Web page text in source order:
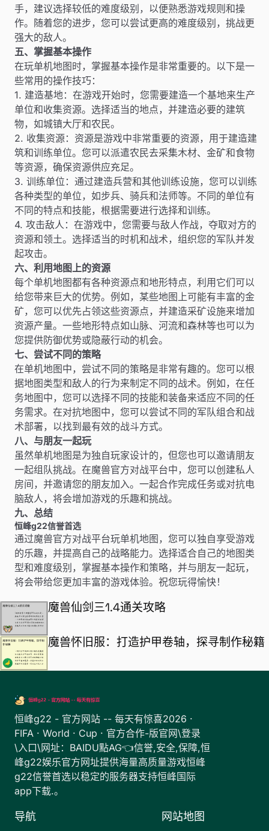
手，建议选择较低的难度级别，以便熟悉游戏规则和操
作。随着您的进步，您可以尝试更高的难度级别，挑战更
强大的敌人。
五、掌握基本操作
在玩单机地图时，掌握基本操作是非常重要的。以下是一
些常用的操作技巧：
1. 建造基地：在游戏开始时，您需要建造一个基地来生产
单位和收集资源。选择适当的地点，并建造必要的建筑
物，如城镇大厅和农民。
2. 收集资源：资源是游戏中非常重要的资源，用于建造建
筑和训练单位。您可以派遣农民去采集木材、金矿和食物
等资源，确保资源供应充足。
3. 训练单位：通过建造兵营和其他训练设施，您可以训练
各种类型的单位，如步兵、骑兵和法师等。不同的单位有
不同的特点和技能，根据需要进行选择和训练。
4. 攻击敌人：在游戏中，您需要与敌人作战，夺取对方的
资源和领土。选择适当的时机和战术，组织您的军队并发
起攻击。
六、利用地图上的资源
每个单机地图都有各种资源点和地形特点，利用它们可以
给您带来巨大的优势。例如，某些地图上可能有丰富的金
矿，您可以优先占领这些资源点，并建造采矿设施来增加
资源产量。一些地形特点如山脉、河流和森林等也可以为
您提供防御优势或隐蔽行动的机会。
七、尝试不同的策略
在单机地图中，尝试不同的策略是非常有趣的。您可以根
据地图类型和敌人的行为来制定不同的战术。例如，在任
务地图中，您可以选择不同的技能和装备来适应不同的任
务需求。在对抗地图中，您可以尝试不同的军队组合和战
术部署，以找到最有效的战斗方式。
八、与朋友一起玩
虽然单机地图是为独自玩家设计的，但您也可以邀请朋友
一起组队挑战。在魔兽官方对战平台中，您可以创建私人
房间，并邀请您的朋友加入。一起合作完成任务或对抗电
脑敌人，将会增加游戏的乐趣和挑战。
九、总结
恒峰g22信誉首选
通过魔兽官方对战平台玩单机地图，您可以独自享受游戏
的乐趣，并提高自己的战略能力。选择适合自己的地图类
型和难度级别，掌握基本操作和策略，并与朋友一起玩，
将会带给您更加丰富的游戏体验。祝您玩得愉快！
魔兽仙剑三1.4通关攻略
魔兽怀旧服：打造护甲卷轴，探寻制作秘籍
恒峰g22 - 官方网站 -- 每天有惊喜2026 ·
FIFA · World · Cup · 官方合作-版官网\登录
\入口\网址：BAIDU點AG👈信誉,安全,保障,恒
峰g22娱乐官方网址提供海量高质量游戏恒峰
g22信誉首选以稳定的服务器支持恒峰国际
app下载.。
导航 网站地图